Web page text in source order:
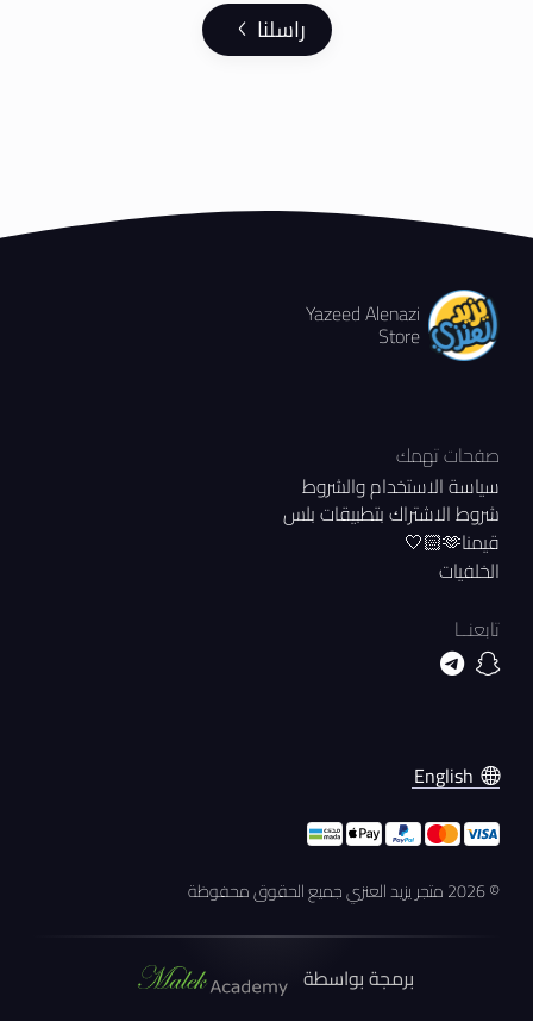
راسلنا
Yazeed Alenazi
Store
صفحات تهمك
سياسة الاستخدام والشروط
شروط الاشتراك بتطبيقات بلس
قيمنا🫶🏻🤍
الخلفيات
تابعنــا
©2026 متجر يزيد العنزي جميع الحقوق محفوظة
برمجة بواسطة